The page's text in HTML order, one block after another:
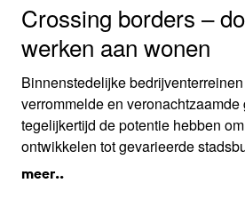
Crossing borders –
werken aan wonen
Binnenstedelijke
verrommelde en
tegelijkertijd de potentie hebben
ontwikkelen tot gevarieerde
met plezier gewoond wordt. VOIDS
meer..